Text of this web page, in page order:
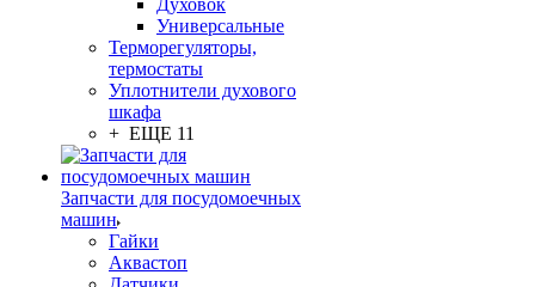
Духовок
Универсальные
Терморегуляторы,
термостаты
Уплотнители духового
шкафа
+ ЕЩЕ 11
Запчасти для посудомоечных
машин
Гайки
Аквастоп